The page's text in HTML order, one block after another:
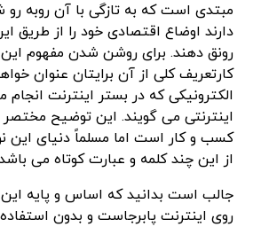
مبتدی است که به تازگی با آن روبه رو
دارند اوضاع اقتصادی خود را از طریق
رونق دهند. برای روشن شدن مفهوم
کارتعریف کلی از آن برایتان عنوان
الکترونیکی که در بستر اینترنت
اینترنتی می گویند. این توضیح مختصر
کسب و کار است اما مسلماً دنیای این
از این چند کلمه و عبارت کوتاه می
جالب است بدانید که اساس و پایه
روی اینترنت پابرجاست و بدون